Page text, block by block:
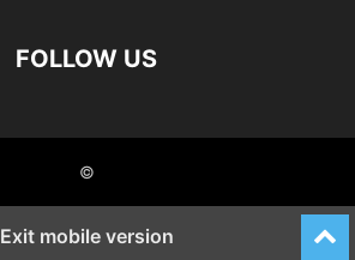
FOLLOW US
©
Exit mobile version